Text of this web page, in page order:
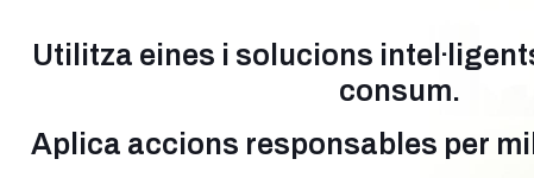
Utilitza eines i solucions
consum.
Aplica accions responsables per